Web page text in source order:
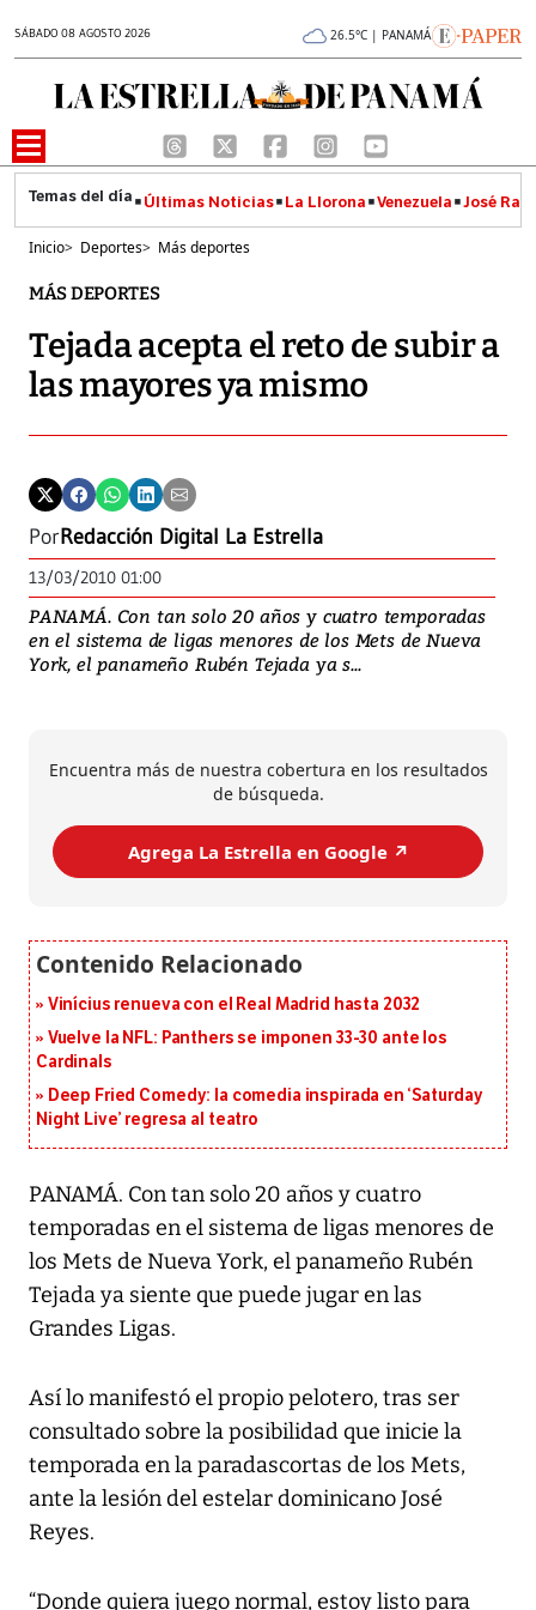
SÁBADO 08 AGOSTO 2026 26.5°C | PANAMÁ
Últimas Noticias La Llorona Venezuela José
Inicio> Deportes> Más deportes
MÁS DEPORTES
Tejada acepta el reto de subir a
las mayores ya mismo
PorRedacción Digital La Estrella
13/03/2010 01:00
PANAMÁ. Con tan solo 20 años y cuatro temporadas
en el sistema de ligas menores de los Mets de Nueva
York, el panameño Rubén Tejada ya s...
Encuentra más de nuestra cobertura en los resultados
de búsqueda.
Agrega La Estrella en Google ↗️
Vinícius renueva con el Real Madrid hasta 2032
Vuelve la NFL: Panthers se imponen 33-30 ante los
Cardinals
Deep Fried Comedy: la comedia inspirada en ‘Saturday
Night Live’ regresa al teatro
PANAMÁ. Con tan solo 20 años y cuatro
temporadas en el sistema de ligas menores de
los Mets de Nueva York, el panameño Rubén
Tejada ya siente que puede jugar en las
Grandes Ligas.
Así lo manifestó el propio pelotero, tras ser
consultado sobre la posibilidad que inicie la
temporada en la paradascortas de los Mets,
ante la lesión del estelar dominicano José
Reyes.
“Donde quiera juego normal, estoy listo para